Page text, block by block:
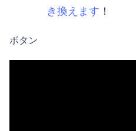
き換えます ！
ボタン